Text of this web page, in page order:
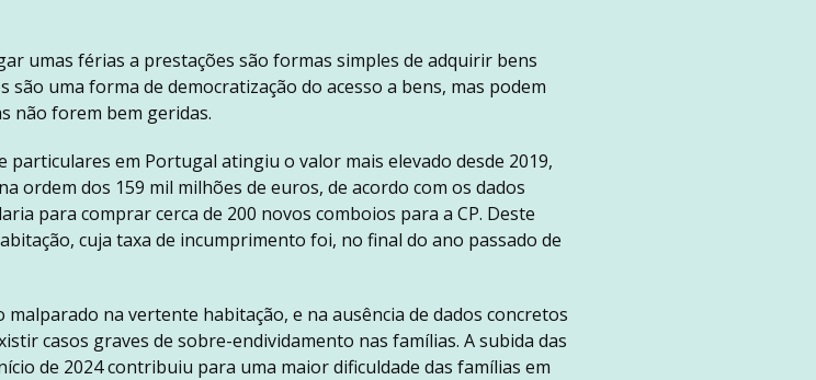
umas férias a prestações são formas simples de adquirir bens
uma forma de democratização do acesso a bens, mas podem
não forem bem geridas.
particulares em Portugal atingiu o valor mais elevado desde 2019,
ordem dos 159 mil milhões de euros, de acordo com os dados
para comprar cerca de 200 novos comboios para a CP. Deste
cuja taxa de incumprimento foi, no final do ano passado de
na vertente habitação, e na ausência de dados concretos
casos graves de sobre-endividamento nas famílias. A subida das
de 2024 contribuiu para uma maior dificuldade das famílias em